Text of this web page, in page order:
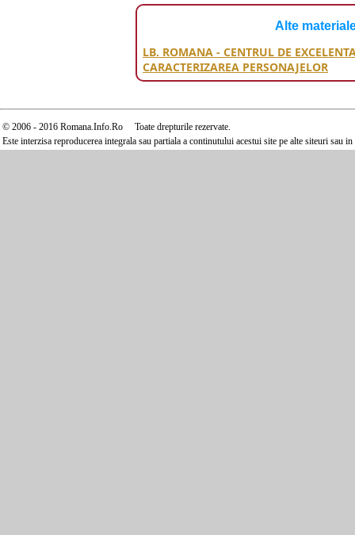
Alte
LB. ROMANA - CENTRUL DE
CARACTERIZAREA PERSONAJELOR
© 2006 - 2016 Romana.Info.Ro Toate drepturile rezervate.
Este interzisa reproducerea integrala sau partiala a continutului acestui site pe alte siteuri sau